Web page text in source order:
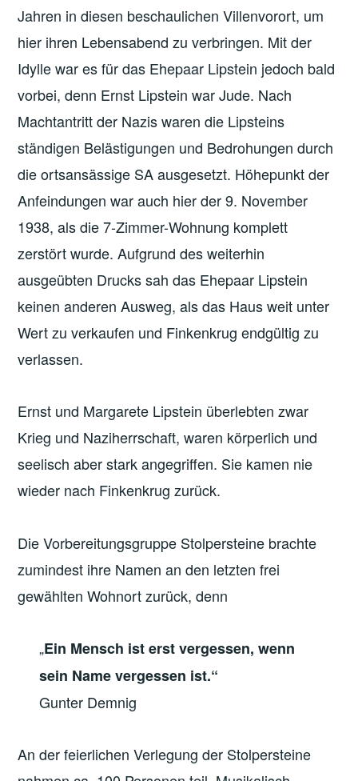
Jahren in diesen beschaulichen Villenvorort, um
hier ihren Lebensabend zu verbringen. Mit der
Idylle war es für das Ehepaar Lipstein jedoch bald
vorbei, denn Ernst Lipstein war Jude. Nach
Machtantritt der Nazis waren die Lipsteins
ständigen Belästigungen und Bedrohungen durch
die ortsansässige SA ausgesetzt. Höhepunkt der
Anfeindungen war auch hier der 9. November
1938, als die 7-Zimmer-Wohnung komplett
zerstört wurde. Aufgrund des weiterhin
ausgeübten Drucks sah das Ehepaar Lipstein
keinen anderen Ausweg, als das Haus weit unter
Wert zu verkaufen und Finkenkrug endgültig zu
verlassen.
Ernst und Margarete Lipstein überlebten zwar
Krieg und Naziherrschaft, waren körperlich und
seelisch aber stark angegriffen. Sie kamen nie
wieder nach Finkenkrug zurück.
Die Vorbereitungsgruppe Stolpersteine brachte
zumindest ihre Namen an den letzten frei
gewählten Wohnort zurück, denn
„Ein Mensch ist erst vergessen, wenn
sein Name vergessen ist.“
Gunter Demnig
An der feierlichen Verlegung der Stolpersteine